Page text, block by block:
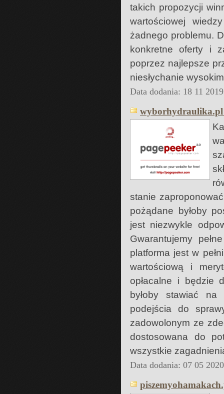
takich propozycji
wartościowej
żadnego problemu.
konkretne oferty i
poprzez najlepsze
niesłychanie
Data dodania: 18 11
stanie
pożądane byłoby
jest niezwykle
Gwarantujemy
platforma jest w
wartościową i
opłacalne i będzie
byłoby stawiać na
podejścia do
zadowolonym ze
dostosowana do
wszystkie
Data dodania: 07 05